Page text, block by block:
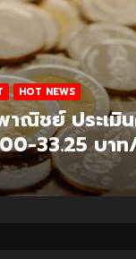
HOT NEWS
ทยพาณิชย์ ปร
33.20